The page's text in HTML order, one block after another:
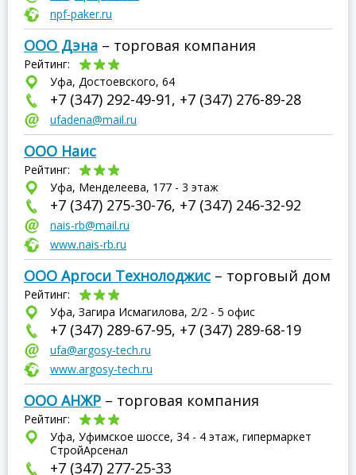
npf-paker.ru
ООО Дэна – торговая компания
Рейтинг:
Уфа, Достоевского, 64
+7 (347) 292-49-91, +7 (347) 276-89-28
ufadena@mail.ru
ООО Наис
Рейтинг:
Уфа, Менделеева, 177 - 3 этаж
+7 (347) 275-30-76, +7 (347) 246-32-92
nais-rb@mail.ru
www.nais-rb.ru
ООО Аргоси Технолоджис – торговый дом
Рейтинг:
Уфа, Загира Исмагилова, 2/2 - 5 офис
+7 (347) 289-67-95, +7 (347) 289-68-19
ufa@argosy-tech.ru
www.argosy-tech.ru
ООО АНЖР – торговая компания
Рейтинг:
Уфа, Уфимское шоссе, 34 - 4 этаж, гипермаркет
СтройАрсенал
+7 (347) 277-25-33